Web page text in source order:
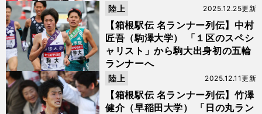
る確固たる自信
【箱根駅伝 名ランナー列伝】中村
匠吾（駒澤大学） 「１区のスペシ
ャリスト」から駒大出身初の五輪
ランナーへ
2025.12.25更新
陸上
【箱根駅伝 名ランナー列伝】竹澤
健介（早稲田大学） 「日の丸ラン
2025.12.11更新
陸上